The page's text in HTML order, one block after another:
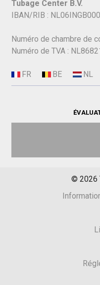
Tubage Center B.V.
IBAN/RIB :
Numéro de chambre de
Numéro de TVA :
© 2026